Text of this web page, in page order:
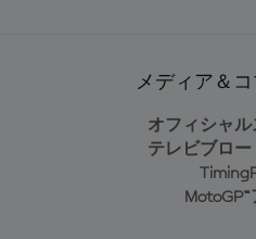
メディア＆
オフィシャ
テレビブロー